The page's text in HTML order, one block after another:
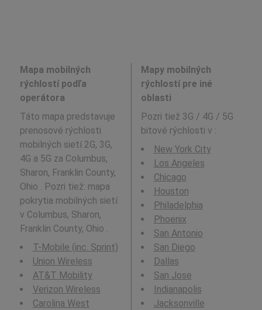
Mapa mobilných
rýchlostí podľa
operátora
Táto mapa predstavuje
prenosové rýchlosti
mobilných sietí 2G, 3G,
4G a 5G za Columbus,
Sharon, Franklin County,
Ohio . Pozri tiež: mapa
pokrytia mobilných sietí
v Columbus, Sharon,
Franklin County, Ohio .
T-Mobile (inc. Sprint)
Union Wireless
AT&T Mobility
Verizon Wireless
Carolina West
Mapy mobilných
rýchlostí pre iné
oblasti
Pozri tiež 3G / 4G / 5G
bitové rýchlosti v :
New York City
Los Angeles
Chicago
Houston
Philadelphia
Phoenix
San Antonio
San Diego
Dallas
San Jose
Indianapolis
Jacksonville